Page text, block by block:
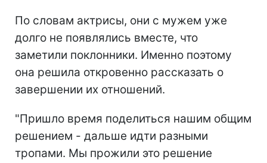
По словам актрисы, они с мужем уже
долго не появлялись вместе, что
заметили поклонники. Именно поэтому
она решила откровенно рассказать о
завершении их отношений.
"Пришло время поделиться нашим общим
решением - дальше идти разными
тропами. Мы прожили это решение